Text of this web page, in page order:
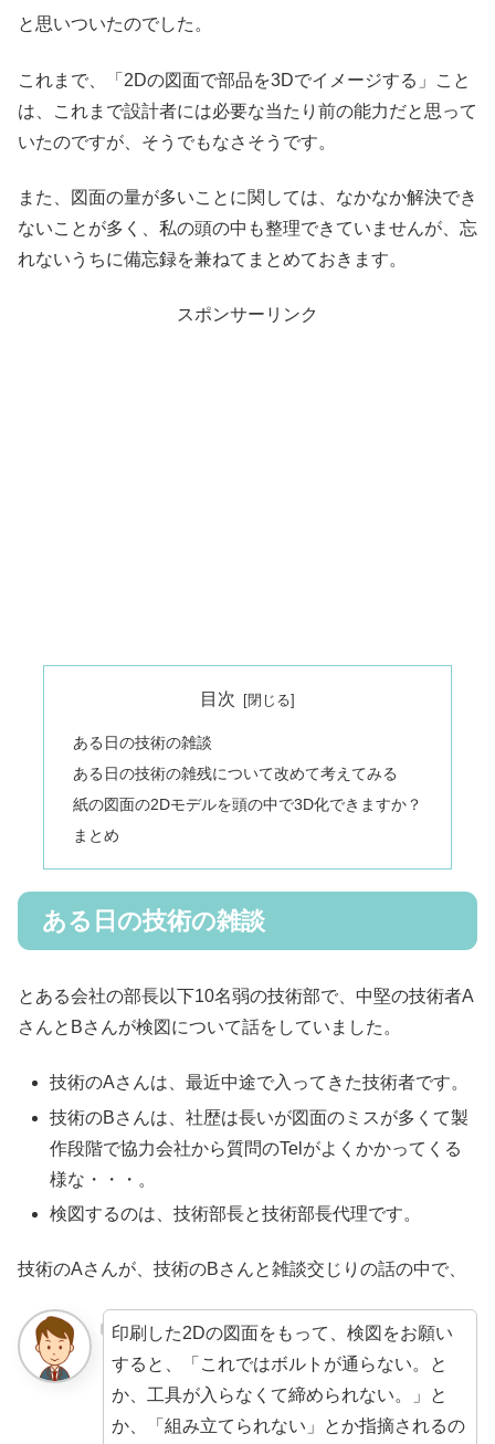
と思いついたのでした。
これまで、「2Dの図面で部品を3Dでイメージする」こと
は、これまで設計者には必要な当たり前の能力だと思って
いたのですが、そうでもなさそうです。
また、図面の量が多いことに関しては、なかなか解決でき
ないことが多く、私の頭の中も整理できていませんが、忘
れないうちに備忘録を兼ねてまとめておきます。
スポンサーリンク
目次
ある日の技術の雑談
ある日の技術の雑残について改めて考えてみる
紙の図面の2Dモデルを頭の中で3D化できますか？
まとめ
ある日の技術の雑談
とある会社の部長以下10名弱の技術部で、中堅の技術者A
さんとBさんが検図について話をしていました。
技術のAさんは、最近中途で入ってきた技術者です。
技術のBさんは、社歴は長いが図面のミスが多くて製
作段階で協力会社から質問のTelがよくかかってくる
様な・・・。
検図するのは、技術部長と技術部長代理です。
技術のAさんが、技術のBさんと雑談交じりの話の中で、
印刷した2Dの図面をもって、検図をお願い
すると、「これではボルトが通らない。と
か、工具が入らなくて締められない。」と
か、「組み立てられない」とか指摘されるの